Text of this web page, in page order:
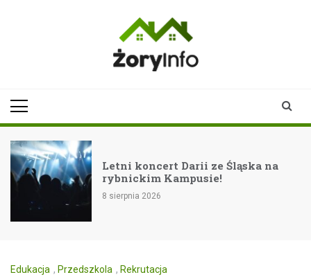
Letni koncert Darii ze Śląska na
rybnickim Kampusie!
8 sierpnia 2026
Edukacja , Przedszkola , Rekrutacja